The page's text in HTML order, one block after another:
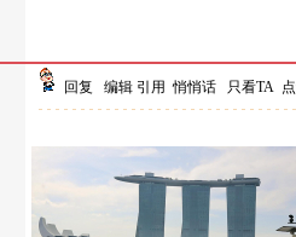
回复 编辑 引用 悄悄话 只看TA